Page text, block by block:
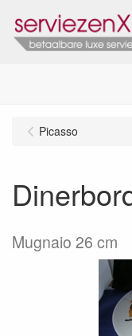
Picasso
Mugnaio 26 cm